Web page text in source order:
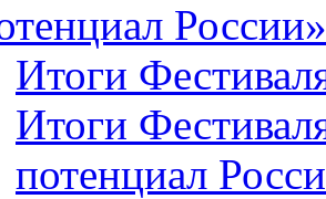
России»
Итоги
Итоги
потенциал